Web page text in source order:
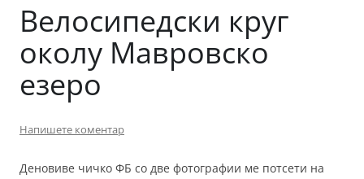
Велосипедски круг
околу Мавровско
езеро
Напишете коментар
Деновиве чичко ФБ со две фотографии ме потсети на